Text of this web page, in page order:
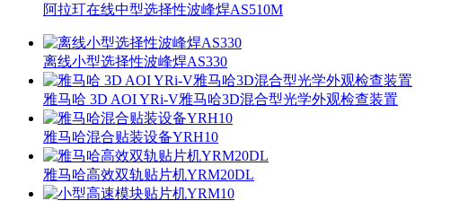
阿拉玎在线中型选择性波峰焊AS510M
离线小型选择性波峰焊AS330
雅马哈 3D AOI YRi-V雅马哈3D混合型光学外观检查装置
雅马哈混合贴装设备YRH10
雅马哈高效双轨贴片机YRM20DL